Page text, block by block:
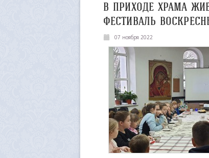
В ПРИХОДЕ ХРАМА
ФЕСТИВАЛЬ
07 ноября 2022